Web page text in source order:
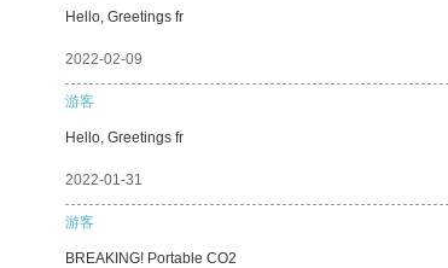
Hello, Greetings fr
2022-02-09
游客
Hello, Greetings fr
2022-01-31
游客
BREAKING! Portable CO2